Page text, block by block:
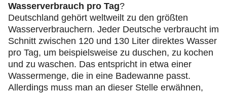
Wasserverbrauch pro Tag?
Deutschland gehört weltweilt zu den größten
Wasserverbrauchern. Jeder Deutsche verbraucht im
Schnitt zwischen 120 und 130 Liter direktes Wasser
pro Tag, um beispielsweise zu duschen, zu kochen
und zu waschen. Das entspricht in etwa einer
Wassermenge, die in eine Badewanne passt.
Allerdings muss man an dieser Stelle erwähnen,